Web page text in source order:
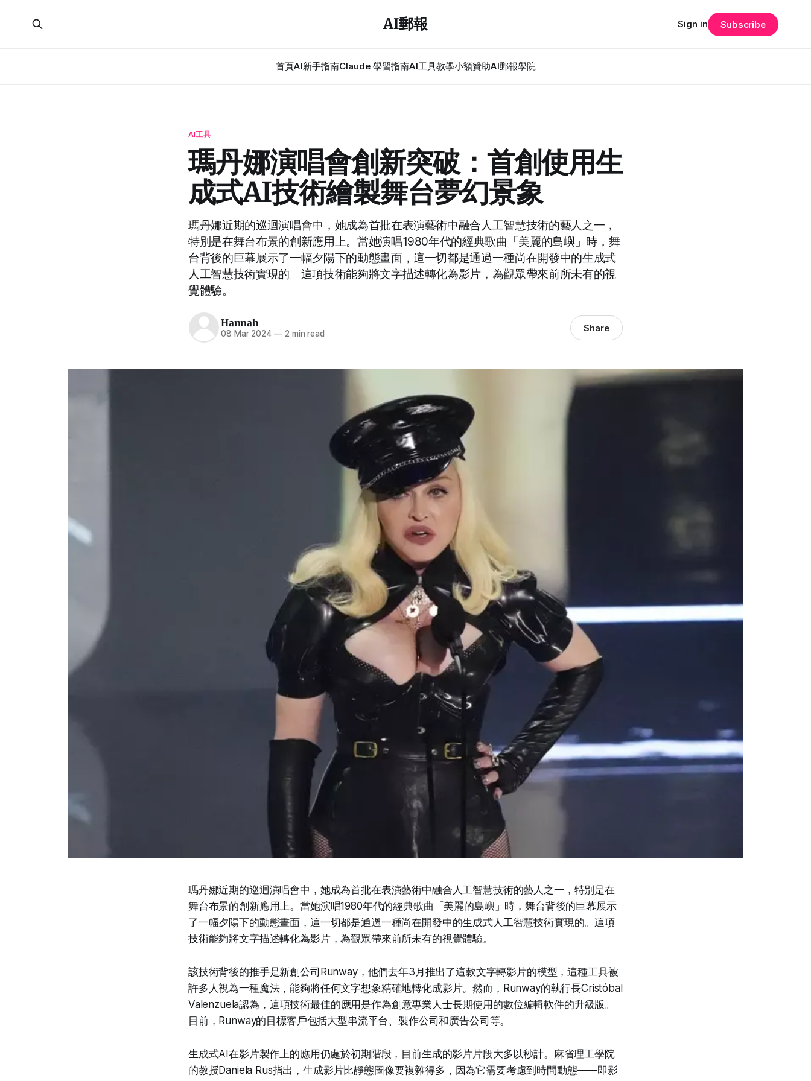
AI郵報
首頁AI新手指南Claude 學習指南AI工具教學小額贊助AI郵報學院
Sign in Subscribe
AI工具
瑪丹娜演唱會創新突破：首創使用生
成式AI技術繪製舞台夢幻景象
瑪丹娜近期的巡迴演唱會中，她成為首批在表演藝術中融合人工智慧技術的藝人之一，
特別是在舞台布景的創新應用上。當她演唱1980年代的經典歌曲「美麗的島嶼」時，舞
台背後的巨幕展示了一幅夕陽下的動態畫面，這一切都是通過一種尚在開發中的生成式
人工智慧技術實現的。這項技術能夠將文字描述轉化為影片，為觀眾帶來前所未有的視
覺體驗。
Hannah
08 Mar 2024 —2 min read Share
瑪丹娜近期的巡迴演唱會中，她成為首批在表演藝術中融合人工智慧技術的藝人之一，特別是在
舞台布景的創新應用上。當她演唱1980年代的經典歌曲「美麗的島嶼」時，舞台背後的巨幕展示
了一幅夕陽下的動態畫面，這一切都是通過一種尚在開發中的生成式人工智慧技術實現的。這項
技術能夠將文字描述轉化為影片，為觀眾帶來前所未有的視覺體驗。
該技術背後的推手是新創公司Runway，他們去年3月推出了這款文字轉影片的模型，這種工具被
許多人視為一種魔法，能夠將任何文字想象精確地轉化成影片。然而，Runway的執行長Cristóbal
Valenzuela認為，這項技術最佳的應用是作為創意專業人士長期使用的數位編輯軟件的升級版。
目前，Runway的目標客戶包括大型串流平台、製作公司和廣告公司等。
生成式AI在影片製作上的應用仍處於初期階段，目前生成的影片片段大多以秒計。麻省理工學院
的教授Daniela Rus指出，生成影片比靜態圖像要複雜得多，因為它需要考慮到時間動態——即影